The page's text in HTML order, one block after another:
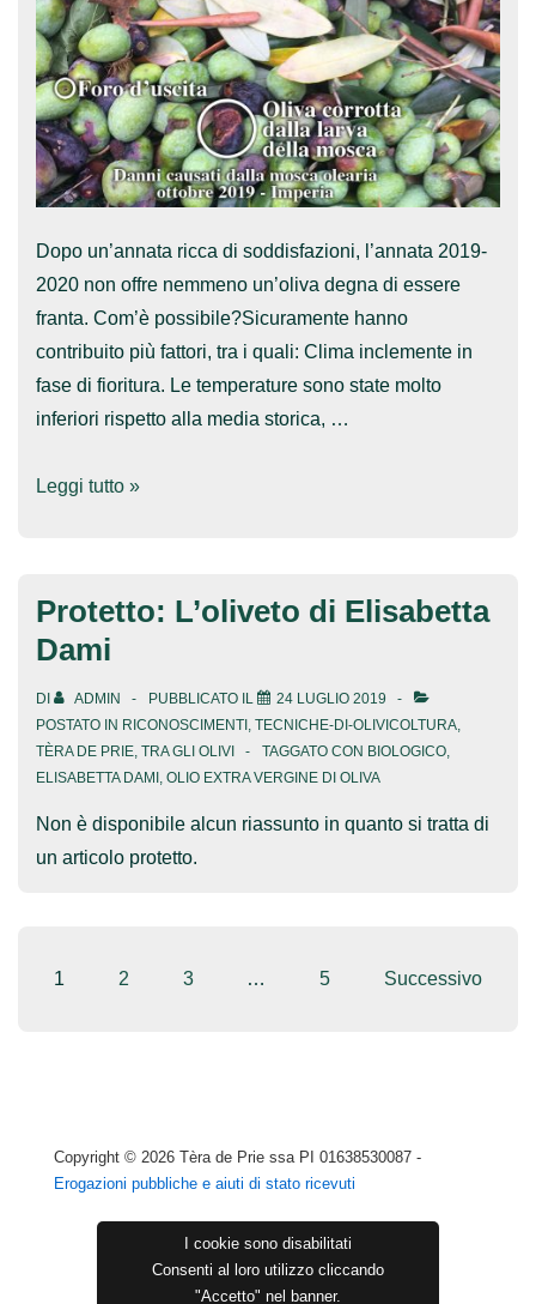
Dopo un’annata ricca di soddisfazioni, l’annata 2019-
2020 non offre nemmeno un’oliva degna di essere
franta. Com’è possibile?Sicuramente hanno
contribuito più fattori, tra i quali: Clima inclemente in
fase di fioritura. Le temperature sono state molto
inferiori rispetto alla media storica, …
Niente
l’annata
2019-
2020
Leggi tutto »
Protetto: L’oliveto di Elisabetta
Dami
DI ADMIN PUBBLICATO IL
24 LUGLIO 2019
POSTATO IN RICONOSCIMENTI TECNICHE-DI-OLIVICOLTURA
TÈRA DE PRIE TRA GLI OLIVI TAGGATO CON BIOLOGICO
ELISABETTA DAMI OLIO EXTRA VERGINE DI OLIVA
Non è disponibile alcun riassunto in quanto si tratta di
un articolo protetto.
Paginazione
1 2 3 … 5 Successivo
Copyright © 2026 Tèra de Prie ssa PI 01638530087 -
Erogazioni pubbliche e aiuti di stato ricevuti
I cookie sono disabilitati
Consenti al loro utilizzo cliccando
"Accetto" nel banner.